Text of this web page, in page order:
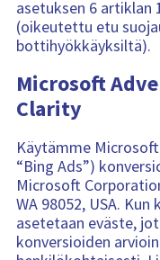
asetuksen 6 artiklan
(oikeutettu etu
bottihyökkäyksiltä).
Microsoft
Clarity
Käytämme
“Bing Ads”)
Microsoft
WA 98052, USA.
asetetaan eväste,
konversioiden